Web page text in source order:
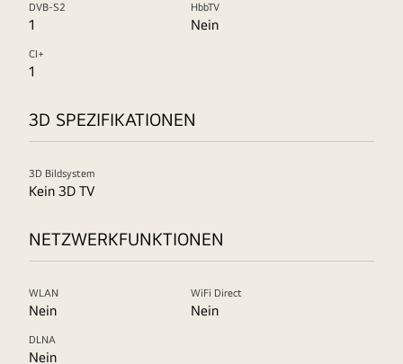
DVB-S2
1
HbbTV
Nein
CI+
1
3D SPEZIFIKATIONEN
3D Bildsystem
Kein 3D TV
NETZWERKFUNKTIONEN
WLAN
Nein
WiFi Direct
Nein
DLNA
Nein